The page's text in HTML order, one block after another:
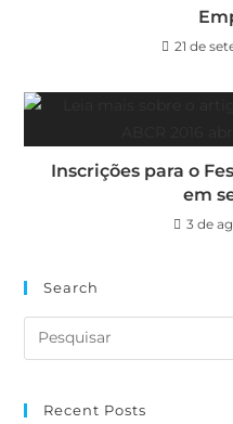
21 de
Inscrições para o
em
3 de
Search
Recent Posts